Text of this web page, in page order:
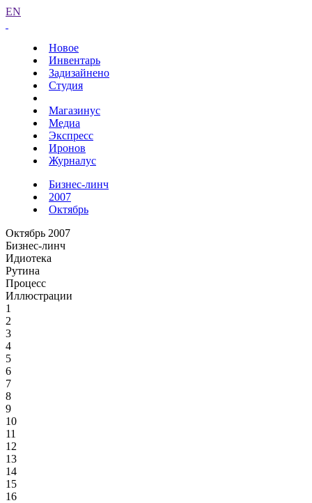
EN
Новое
Инвентарь
Задизайнено
Студия
Магазинус
Медиа
Экспресс
Иронов
Журналус
Бизнес-линч
2007
Октябрь
Октябрь 2007
Бизнес-линч
Идиотека
Рутина
Процесс
Иллюстрации
1
2
3
4
5
6
7
8
9
10
11
12
13
14
15
16